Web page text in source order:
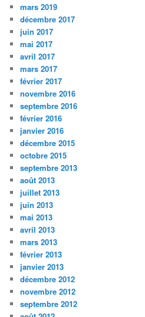
mars 2019
décembre 2017
juin 2017
mai 2017
avril 2017
mars 2017
février 2017
novembre 2016
septembre 2016
février 2016
janvier 2016
décembre 2015
octobre 2015
septembre 2013
août 2013
juillet 2013
juin 2013
mai 2013
avril 2013
mars 2013
février 2013
janvier 2013
décembre 2012
novembre 2012
septembre 2012